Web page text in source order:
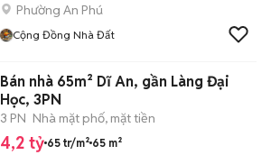
Phường An Phú
Cộng Đồng Nhà Đất
Bán nhà 65m² Dĩ An, gần Làng Đại
Học, 3PN
3 PN Nhà mặt phố, mặt tiền
4,2 tỷ 65 tr/m² 65 m²